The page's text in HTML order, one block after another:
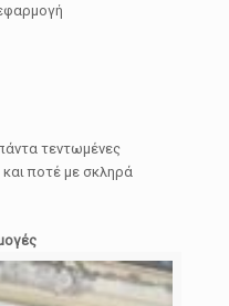
τεντωμένες
ποτέ με σκληρά